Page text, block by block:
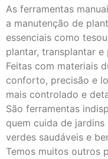
As ferramentas
a manutenção de
essenciais como
plantar, transplantar e
Feitas com materiais
conforto, precisão e
mais controlado e
São ferramentas
quem cuida de
verdes saudáveis ​​e
Temos muitos outros